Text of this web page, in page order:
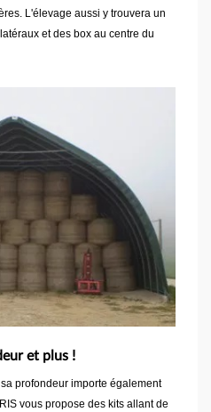
L'élevage aussi y trouvera un
et des box au centre du
et plus !
profondeur importe également
vous propose des kits allant de